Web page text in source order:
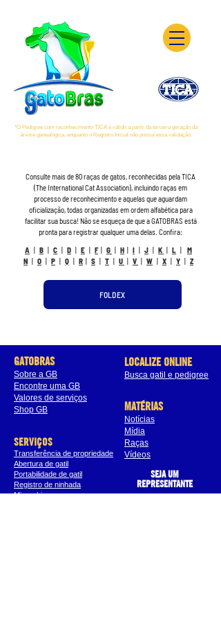
*O Pedigree com reconhecimento TICA é válido a partir da terceira geração da
árvore genealógica, enquanto o Registro Inicial não possui essa validação.
Consulte mais de 80 raças de gatos, reconhecidas pela TICA
(The International Cat Association), incluindo raças em
processo de reconhecimento e aquelas que aguardam
oficialização, todas organizadas em ordem alfabética para
facilitar sua busca! Não se esqueça de que a GATOBRAS está
pronta para registrar qualquer uma delas. Confira:
A | B | C | D | E | F | G | H | I | J | K | L |
M
N | O | P | Q | R | S | T | U | V | W | X | Y | Z
FOLDEX
GATOBRAS
Sobre a GB
Encontre uma GB
Valores de serviços
Shop GB
LOCALIZE ONLINE
Busca gatil e pedigree
SERVIÇOS
Transferência de propriedade
Abertura de gatil
Portabilidade de gatil
Registro de ninhada
Microchipagem
MATÉRIAS
Notícias
Mídia
Raças
Vídeos
SEJA UM
REPRESENTANTE